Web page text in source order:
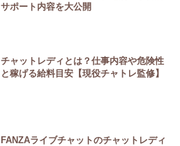
サポート内容を大公開
チャットレディとは？仕事内容や危険性
と稼げる給料目安【現役チャトレ監修】
FANZAライブチャットのチャットレディ